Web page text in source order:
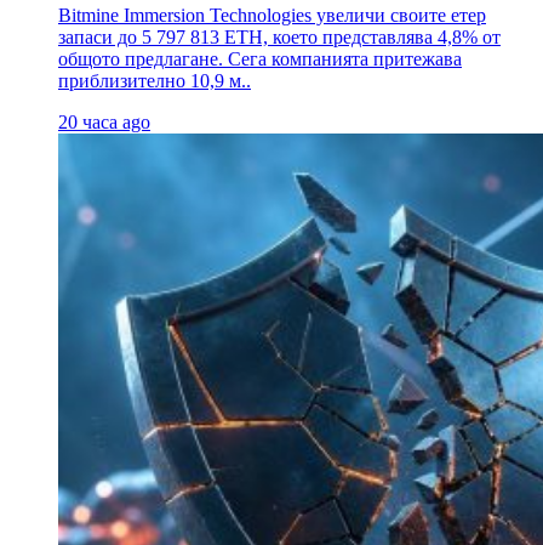
Bitmine Immersion Technologies увеличи своите етер
запаси до 5 797 813 ETH, което представлява 4,8% от
общото предлагане. Сега компанията притежава
приблизително 10,9 м..
20 часа ago